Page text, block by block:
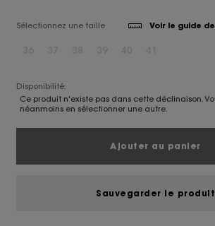
Sélectionnez une taille Voir le guide
Disponibilité:
Ce produit n'existe pas dans cette déclinaison.
néanmoins en sélectionner une autre.
Ajouter au panier
Sauvegarder le produit